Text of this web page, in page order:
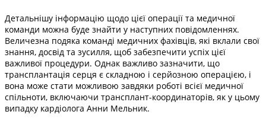
Детальнішу інформацію щодо цієї операції та медичної
команди можна буде знайти у наступних повідомленнях.
Величезна подяка команді медичних фахівців, які вклали свої
знання, досвід та зусилля, щоб забезпечити успіх цієї
важливої процедури. Однак важливо зазначити, що
трансплантація серця є складною і серйозною операцією, і
вона може стати можливою завдяки роботі всієї медичної
спільноти, включаючи трансплант-координаторів, як у цьому
випадку кардіолога Анни Мельник.